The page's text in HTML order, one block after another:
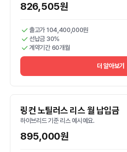
826,505원
출고가 104,400,000원
선납금 30%
계약기간 60개월
더 알아보기
링컨 노틸러스 리스 월 납입금
하이브리드 기준 리스 예시예요.
895,000원